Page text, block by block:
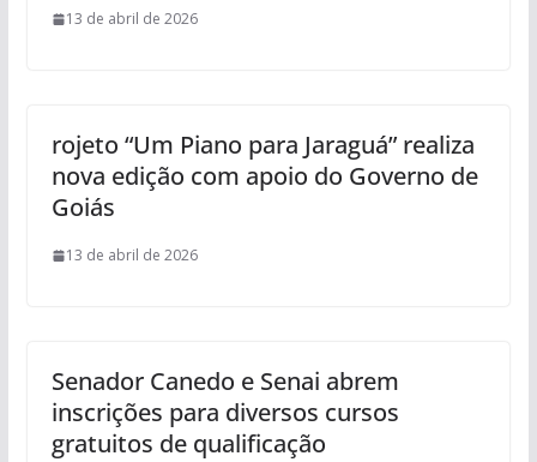
13 de abril de 2026
rojeto “Um Piano para Jaraguá” realiza
nova edição com apoio do Governo de
Goiás
13 de abril de 2026
Senador Canedo e Senai abrem
inscrições para diversos cursos
gratuitos de qualificação